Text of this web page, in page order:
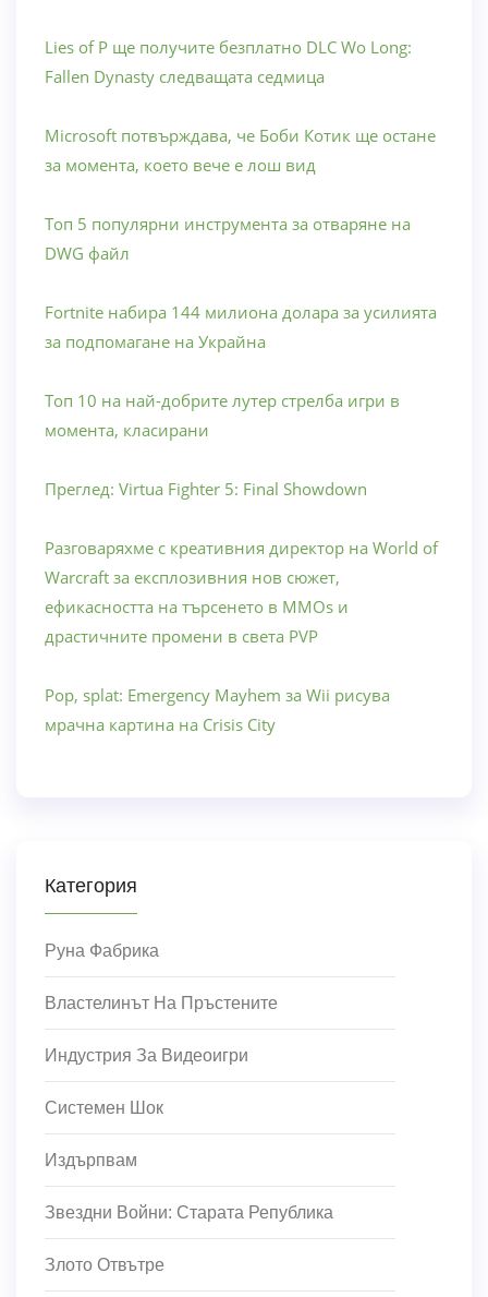
Lies of P ще получите безплатно DLC Wo Long:
Fallen Dynasty следващата седмица
Microsoft потвърждава, че Боби Котик ще остане
за момента, което вече е лош вид
Топ 5 популярни инструмента за отваряне на
DWG файл
Fortnite набира 144 милиона долара за усилията
за подпомагане на Украйна
Топ 10 на най-добрите лутер стрелба игри в
момента, класирани
Преглед: Virtua Fighter 5: Final Showdown
Разговаряхме с креативния директор на World of
Warcraft за експлозивния нов сюжет,
ефикасността на търсенето в MMOs и
драстичните промени в света PVP
Pop, splat: Emergency Mayhem за Wii рисува
мрачна картина на Crisis City
Категория
Руна Фабрика
Властелинът На Пръстените
Индустрия За Видеоигри
Системен Шок
Издърпвам
Звездни Войни: Старата Република
Злото Отвътре